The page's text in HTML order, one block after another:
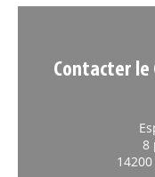
Contacter le
8